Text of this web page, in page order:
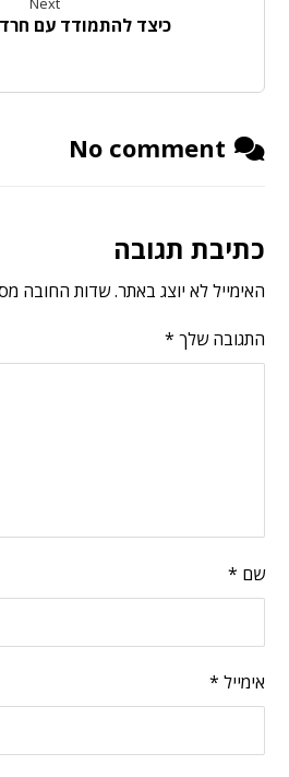
כיצד להתמודד עם
No comment
כתיבת תגובה
האימייל לא יוצג באתר. שדות החובה
התגובה שלך *
שם *
אימייל *